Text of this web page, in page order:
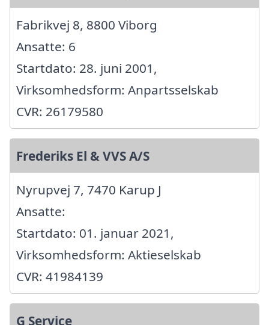
Fabrikvej 8, 8800 Viborg
Ansatte: 6
Startdato: 28. juni 2001,
Virksomhedsform: Anpartsselskab
CVR: 26179580
Frederiks El & VVS A/S
Nyrupvej 7, 7470 Karup J
Ansatte:
Startdato: 01. januar 2021,
Virksomhedsform: Aktieselskab
CVR: 41984139
G Service